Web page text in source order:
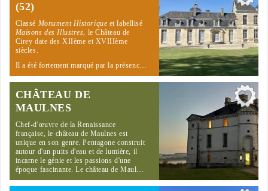
(52)
Classé Monument Historique et labellisé
Maisons des Illustres, le Château de
Cirey date des XIIème et XVIIIème
siècles.
Il a été fortement marqué par la présenc…
CHÂTEAU DE
MAULNES
Chef-d'œuvre de la Renaissance
française, le château de Maulnes est
unique en son genre. Pentagone construit
autour d'un puits d'eau et de lumière, il
incarne le génie et les passions d'une
époque fascinante. Le château de Maul…